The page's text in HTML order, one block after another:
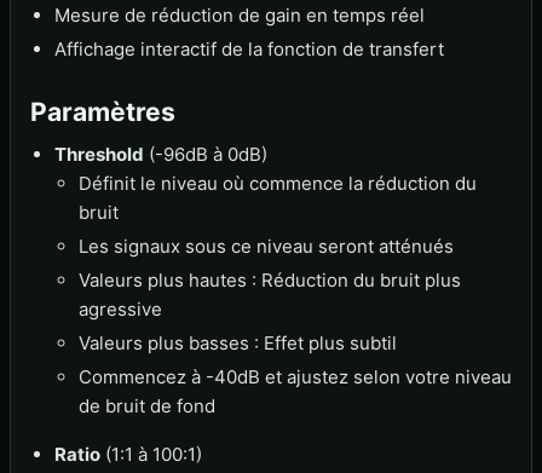
Mesure de réduction de gain en temps réel
Affichage interactif de la fonction de transfert
Paramètres
Threshold (-96dB à 0dB)
Définit le niveau où commence la réduction du
bruit
Les signaux sous ce niveau seront atténués
Valeurs plus hautes : Réduction du bruit plus
agressive
Valeurs plus basses : Effet plus subtil
Commencez à -40dB et ajustez selon votre niveau
de bruit de fond
Ratio (1:1 à 100:1)